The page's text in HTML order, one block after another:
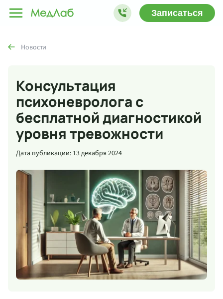
Записаться
Новости
Консультация
психоневролога с
бесплатной диагностикой
уровня тревожности
Дата публикации: 13 декабря 2024